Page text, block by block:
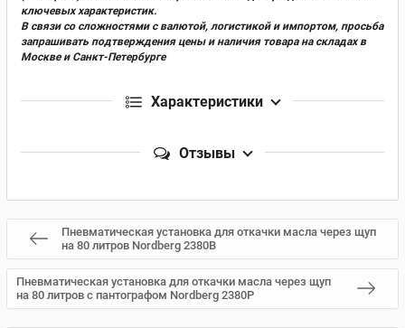
ключевых характеристик.
В связи со сложностями с валютой, логистикой и импортом, просьба
запрашивать подтверждения цены и наличия товара на складах в
Москве и Санкт-Петербурге
Характеристики
Отзывы
Пневматическая установка для откачки масла через щуп
на 80 литров Nordberg 2380B
Пневматическая установка для откачки масла через щуп
на 80 литров с пантографом Nordberg 2380P